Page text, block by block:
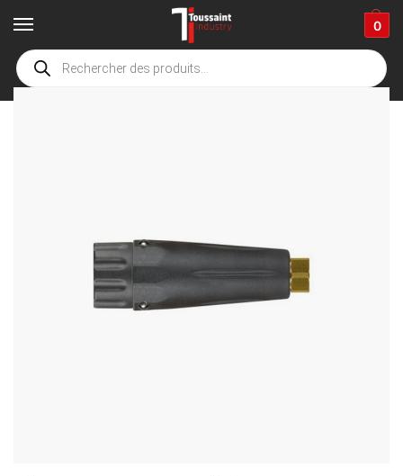
0
Accueil boutique / Accessoires de nettoyage